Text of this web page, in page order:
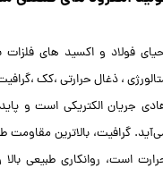
فولاد و اکسید های
، ذغال حرارتی ،کک
جریان الکتریکی است و
گرافیت، بالاترین مقاومت